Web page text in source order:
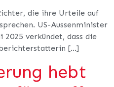
die ihre Urteile auf
US-Aussenminister
2025 verkündet, dass die
[…]
hebt